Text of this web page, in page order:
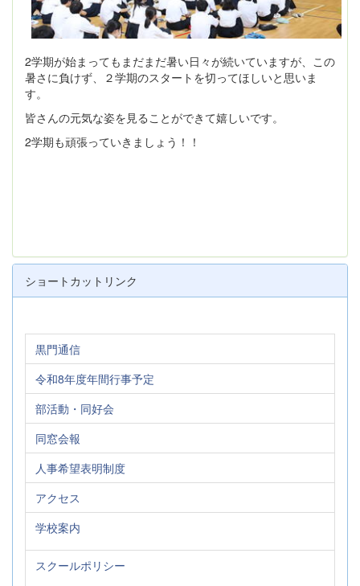
2学期が始まってもまだまだ暑い日々が続いていますが、この
暑さに負けず、２学期のスタートを切ってほしいと思いま
す。
皆さんの元気な姿を見ることができて嬉しいです。
2学期も頑張っていきましょう！！
ショートカットリンク
黒門通信
令和8年度年間行事予定
部活動・同好会
同窓会報
人事希望表明制度
アクセス
学校案内
スクールポリシー